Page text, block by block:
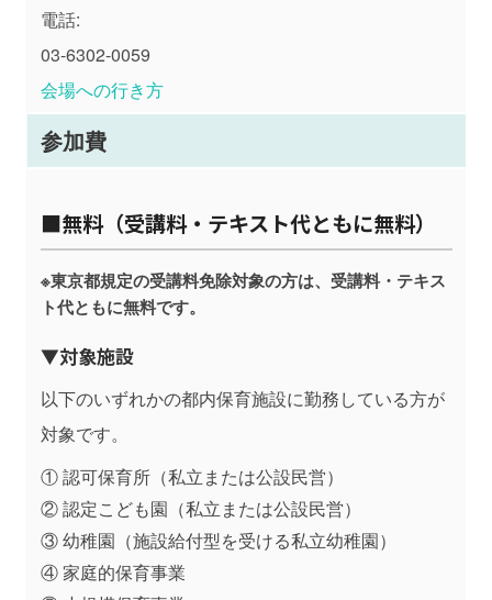
電話:
03-6302-0059
会場への行き方
参加費
■無料（受講料・テキスト代ともに無料）
※東京都規定の受講料免除対象の方は、受講料・テキス
ト代ともに無料です。
▼対象施設
以下のいずれかの都内保育施設に勤務している方が
対象です。
① 認可保育所（私立または公設民営）
② 認定こども園（私立または公設民営）
③ 幼稚園（施設給付型を受ける私立幼稚園）
④ 家庭的保育事業